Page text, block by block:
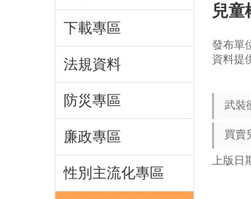
下載專區
法規資料
防災專區
廉政專區
性別主流化專區
兒童
發布單
資料提
武裝
買賣
上版